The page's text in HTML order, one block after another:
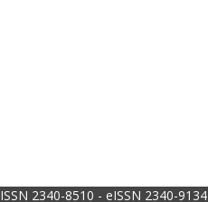
ISSN 2340-8510 - eISSN 2340-9134